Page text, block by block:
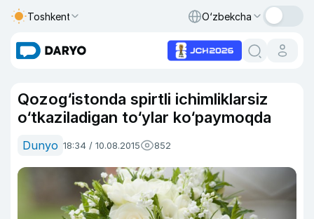
Toshkent O‘zbekcha
Qozog‘istonda spirtli ichimliklarsiz
o‘tkaziladigan to‘ylar ko‘paymoqda
Dunyo 18:34 / 10.08.2015 852